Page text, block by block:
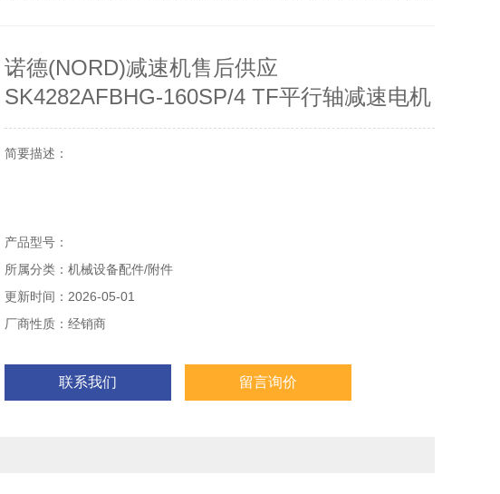
诺德(NORD)减速机售后供应
SK4282AFBHG-160SP/4 TF平行轴减速电机
简要描述：
产品型号：
所属分类：机械设备配件/附件
更新时间：2026-05-01
厂商性质：经销商
联系我们 留言询价